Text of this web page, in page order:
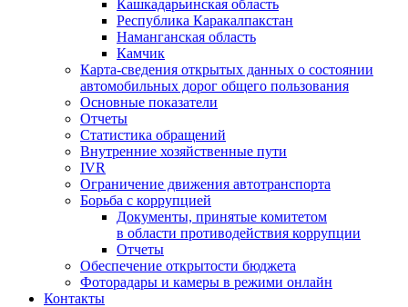
Кашкадарьинская область
Республика Каракалпакстан
Наманганская область
Камчик
Карта-сведения открытых данных о состоянии
автомобильных дорог общего пользования
Основные показатели
Отчеты
Статистика обращений
Внутренние хозяйственные пути
IVR
Ограничение движения автотранспорта
Борьба с коррупцией
Документы, принятые комитетом
в области противодействия коррупции
Отчеты
Обеспечение открытости бюджета
Фоторадары и камеры в режими онлайн
Контакты